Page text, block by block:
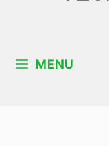
MENU